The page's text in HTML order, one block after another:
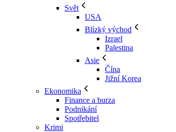
Svět
USA
Blízký východ
Izrael
Palestina
Asie
Čína
Jižní Korea
Ekonomika
Finance a burza
Podnikání
Spotřebitel
Krimi